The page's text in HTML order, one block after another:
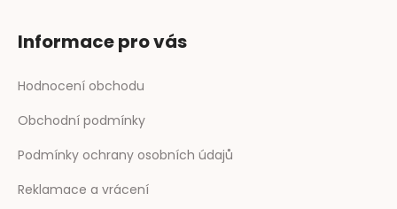
Informace pro vás
Hodnocení obchodu
Obchodní podmínky
Podmínky ochrany osobních údajů
Reklamace a vrácení